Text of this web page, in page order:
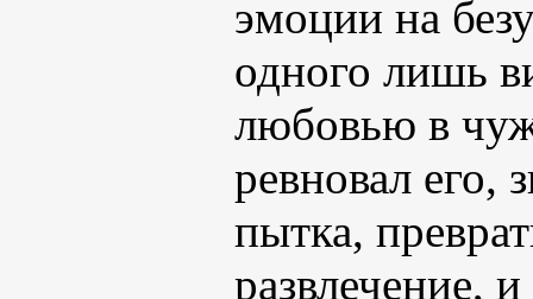
эмоции на
одного лишь
любовью в
ревновал его,
пытка,
развлечение,